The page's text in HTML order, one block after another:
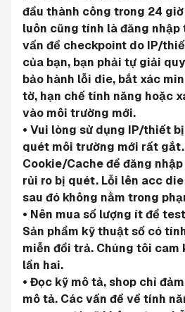
đầu thành công trong 24
luôn cũng tính là đăng nhập
vấn đề checkpoint do IP/
của bạn, bạn phải tự giải
bảo hành lỗi die, bắt xác
tờ, hạn chế tính năng hoặc
vào môi trường mới.
• Vui lòng sử dụng IP/thiết
quét môi trường mới rất
Cookie/Cache để đăng
rủi ro bị quét. Lỗi lên acc
sau đó không nằm trong
• Nên mua số lượng ít để
Sản phẩm kỹ thuật số có
miễn đổi trả. Chúng tôi cam
lần hai.
• Đọc kỹ mô tả, shop chỉ
mô tả. Các vấn đề về tính